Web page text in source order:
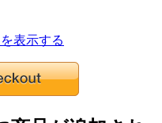
表示する